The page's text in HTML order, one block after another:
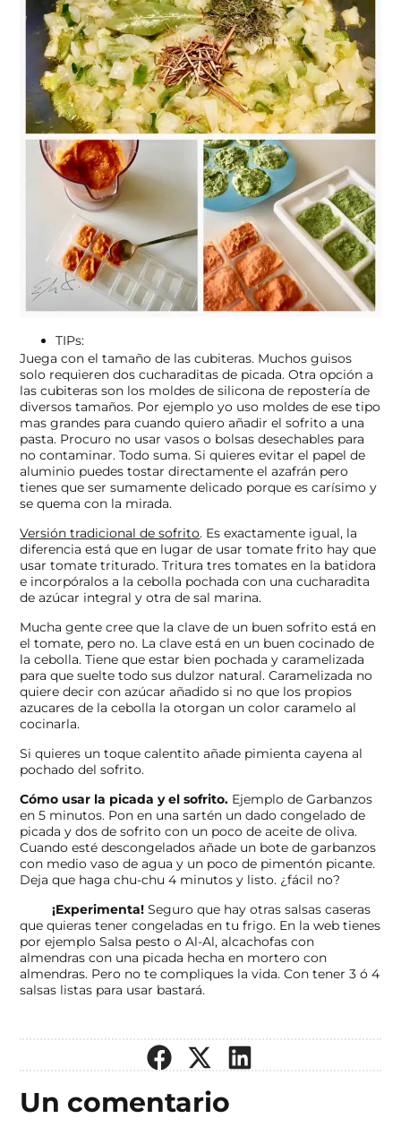
TIPs:
Juega con el tamaño de las cubiteras. Muchos guisos
solo requieren dos cucharaditas de picada. Otra opción a
las cubiteras son los moldes de silicona de repostería de
diversos tamaños. Por ejemplo yo uso moldes de ese tipo
mas grandes para cuando quiero añadir el sofrito a una
pasta. Procuro no usar vasos o bolsas desechables para
no contaminar. Todo suma. Si quieres evitar el papel de
aluminio puedes tostar directamente el azafrán pero
tienes que ser sumamente delicado porque es carísimo y
se quema con la mirada.
Versión tradicional de sofrito. Es exactamente igual, la
diferencia está que en lugar de usar tomate frito hay que
usar tomate triturado. Tritura tres tomates en la batidora
e incorpóralos a la cebolla pochada con una cucharadita
de azúcar integral y otra de sal marina.
Mucha gente cree que la clave de un buen sofrito está en
el tomate, pero no. La clave está en un buen cocinado de
la cebolla. Tiene que estar bien pochada y caramelizada
para que suelte todo sus dulzor natural. Caramelizada no
quiere decir con azúcar añadido si no que los propios
azucares de la cebolla la otorgan un color caramelo al
cocinarla.
Si quieres un toque calentito añade pimienta cayena al
pochado del sofrito.
Cómo usar la picada y el sofrito. Ejemplo de Garbanzos
en 5 minutos. Pon en una sartén un dado congelado de
picada y dos de sofrito con un poco de aceite de oliva.
Cuando esté descongelados añade un bote de garbanzos
con medio vaso de agua y un poco de pimentón picante.
Deja que haga chu-chu 4 minutos y listo. ¿fácil no?
¡Experimenta!Seguro que hay otras salsas caseras
que quieras tener congeladas en tu frigo. En la web tienes
por ejemplo Salsa pesto o Al-Al, alcachofas con
almendras con una picada hecha en mortero con
almendras. Pero no te compliques la vida. Con tener 3 ó 4
salsas listas para usar bastará.
Un comentario